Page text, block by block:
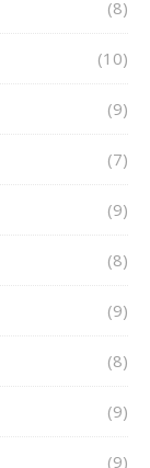
(8)
(10)
(9)
(7)
(9)
(8)
(9)
(8)
(9)
(9)